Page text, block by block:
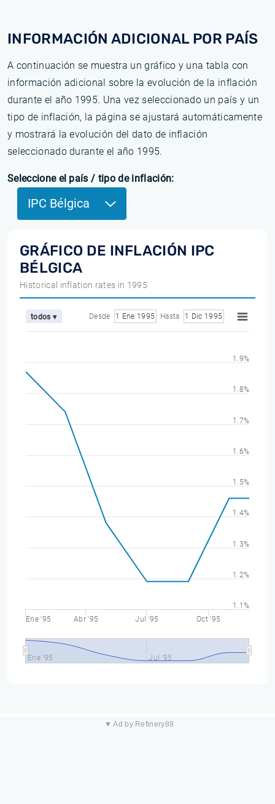
INFORMACIÓN ADICIONAL POR PAÍS
A continuación se muestra un gráfico y una tabla con
información adicional sobre la evolución de la inflación
durante el año 1995. Una vez seleccionado un país y un
tipo de inflación, la página se ajustará automáticamente
y mostrará la evolución del dato de inflación
seleccionado durante el año 1995.
Seleccione el país / tipo de inflación:
IPC Bélgica
GRÁFICO DE INFLACIÓN IPC
BÉLGICA
Historical inflation rates in 1995
todos ▾ Desde 1 Ene 1995 Hasta 1 Dic 1995
Ene '95 Abr '95 Jul '95 Oct '95
Ene '95 Jul '95
1.1%
1.2%
1.3%
1.4%
1.5%
1.6%
1.7%
1.8%
1.9%
▼ Ad by Refinery89